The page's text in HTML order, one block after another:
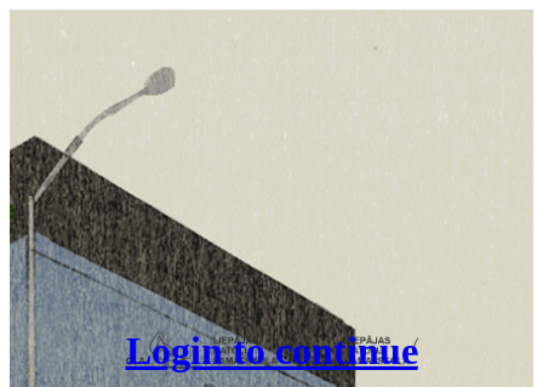
Login to continue